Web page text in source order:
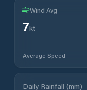
Wind Avg
7kt
Average Speed
Daily Rainfall (mm)